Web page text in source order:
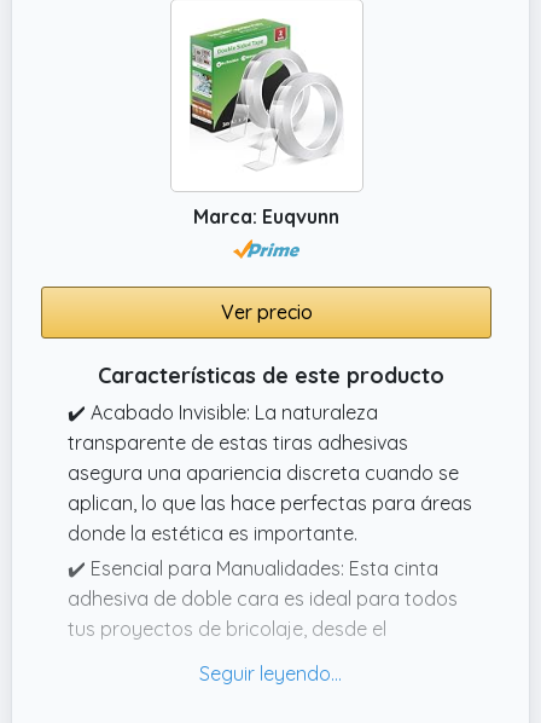
fijar objetos fácilmente y no se caen
fácilmente. Si quieres fijar objetos pesados,
aumenta la cantidad de cinta adhesiva de
Marca: Euqvunn
Ver precio
Características de este producto
✔️ Acabado Invisible: La naturaleza
transparente de estas tiras adhesivas
asegura una apariencia discreta cuando se
aplican, lo que las hace perfectas para áreas
donde la estética es importante.
✔️ Esencial para Manualidades: Esta cinta
adhesiva de doble cara es ideal para todos
tus proyectos de bricolaje, desde el
asegurar alfombras y decoraciones del